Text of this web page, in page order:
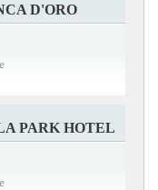
D'ORO
PARK HOTEL